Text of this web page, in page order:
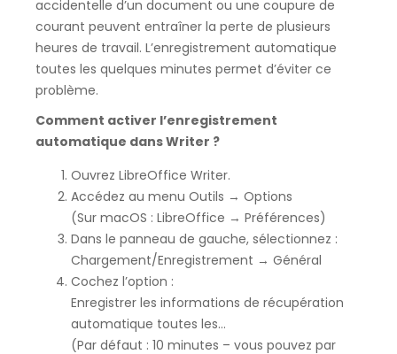
accidentelle d’un document ou une coupure de
courant peuvent entraîner la perte de plusieurs
heures de travail. L’enregistrement automatique
toutes les quelques minutes permet d’éviter ce
problème.
Comment activer l’enregistrement
automatique dans Writer ?
Ouvrez LibreOffice Writer.
Accédez au menu Outils → Options
(Sur macOS : LibreOffice → Préférences)
Dans le panneau de gauche, sélectionnez :
Chargement/Enregistrement → Général
Cochez l’option :
Enregistrer les informations de récupération
automatique toutes les…
(Par défaut : 10 minutes – vous pouvez par